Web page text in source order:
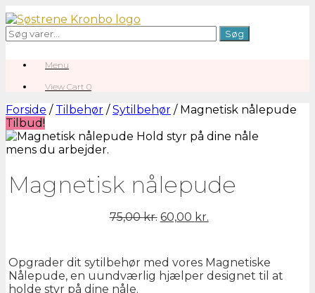
Gå
til
indhold
Søg
efter:
Søg
Menu
View
cart
View Cart 0
Forside / Tilbehør /Sytilbehør / Magnetisk nålepude
Tilbud!
Magnetisk nålepude
75,00kr. Den
var:
75,00 kr..
60,00 kr.Den
er:
60,00 kr..
Opgrader dit sytilbehør med vores Magnetiske
Nålepude, en uundværlig hjælper designet til at
holde styr på dine nåle.